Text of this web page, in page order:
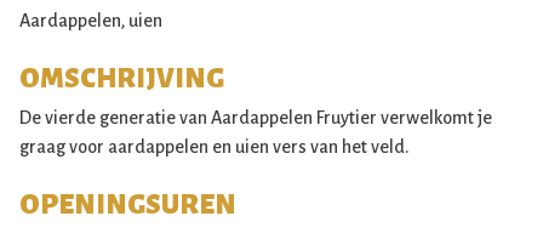
Aardappelen, uien
OMSCHRIJVING
De vierde generatie van Aardappelen Fruytier verwelkomt je
graag voor aardappelen en uien vers van het veld.
OPENINGSUREN